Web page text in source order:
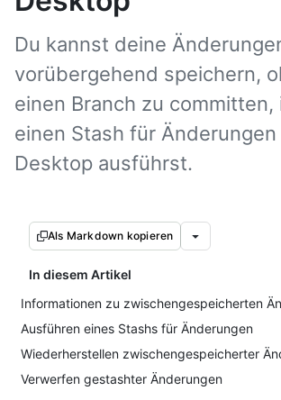
Du kannst deine
vorübergehend speichern,
einen Branch zu committen,
einen Stash für
Desktop ausführst.
Als Markdown kopieren
In diesem Artikel
Informationen zu zwischengespeicherten
Ausführen eines Stashs für Änderungen
Wiederherstellen zwischengespeicherter
Verwerfen gestashter Änderungen